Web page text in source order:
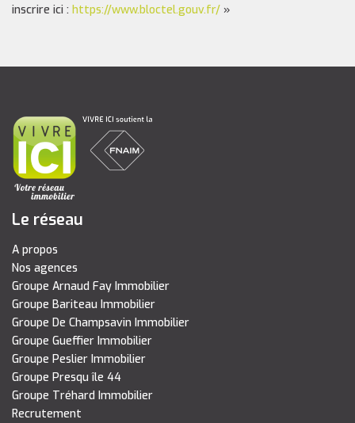
inscrire ici : https://www.bloctel.gouv.fr/ »
Le réseau
A propos
Nos agences
Groupe Arnaud Fay Immobilier
Groupe Bariteau Immobilier
Groupe De Champsavin Immobilier
Groupe Gueffier Immobilier
Groupe Peslier Immobilier
Groupe Presqu île 44
Groupe Tréhard Immobilier
Recrutement